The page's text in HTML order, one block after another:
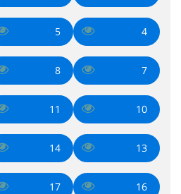
4
5
7
8
10
11
13
14
16
17